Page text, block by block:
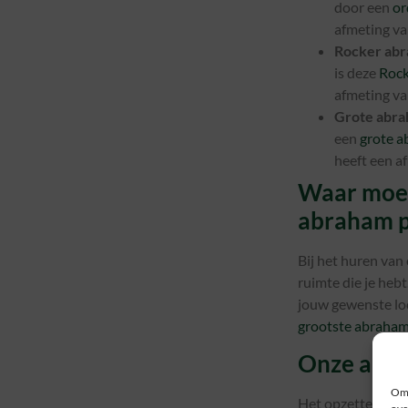
door een
afmeting
Rocker
is deze
afmeting
Grote
een grote
heeft een
Waar
abraham
Bij het huren van
ruimte die je
jouw gewenste
grootste
Onze
Het opzetten